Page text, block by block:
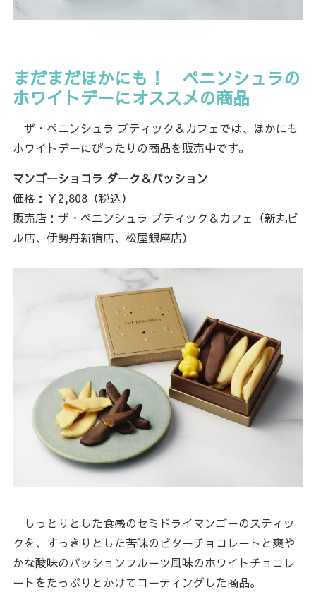
まだまだほかにも！ ペニンシュラの
ホワイトデーにオススメの商品
ザ・ペニンシュラ ブティック＆カフェでは、ほかにも
ホワイトデーにぴったりの商品を販売中です。
マンゴーショコラ ダーク＆パッション
価格：￥2,808（税込）
販売店：ザ・ペニンシュラ ブティック＆カフェ（新丸ビ
ル店、伊勢丹新宿店、松屋銀座店）
しっとりとした食感のセミドライマンゴーのスティッ
クを、すっきりとした苦味のビターチョコレートと爽や
かな酸味のパッションフルーツ風味のホワイトチョコレ
ートをたっぷりとかけてコーティングした商品。